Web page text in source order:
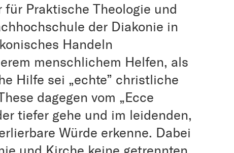
Praktische Theologie und
der Diakonie in
Handeln
menschlichem Helfen, als
Hilfe sei „echte” christliche
dagegen vom „Ecce
tiefer gehe und im leidenden,
Würde erkenne. Dabei